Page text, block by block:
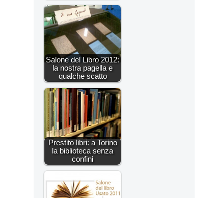
Salone del Libro 2012:
la nostra pagella e
qualche scatto
Prestito libri: a Torino
la biblioteca senza
confini